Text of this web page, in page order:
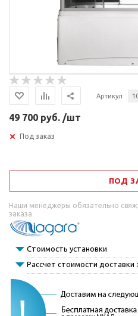
Артикул
49 700 руб. /шт
Под заказ
ПОД
Наши менеджеры обязательно
заказа
Стоимость установки
Рассчет стоимости